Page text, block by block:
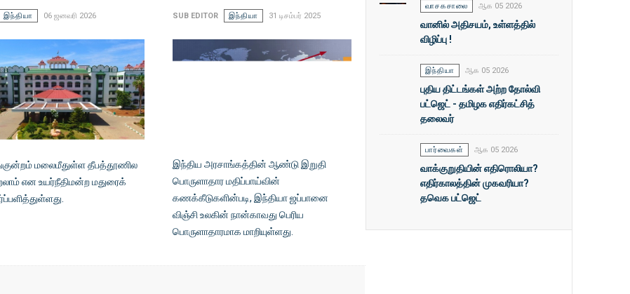
இந்தியா 06 ஜனவரி 2026
மலைமீதுள்ள தீபத்தூணில
என உயர்நீதிமன்ற மதுரைக்
SUB EDITOR இந்தியா 31 டிசம்பர் 2025
இந்திய அரசாங்கத்தின் ஆண்டு இறுதி
பொருளாதார மதிப்பாய்வின்
கணக்கீடுகளின்படி, இந்தியா ஜப்பானை
விஞ்சி உலகின் நான்காவது பெரிய
பொருளாதாரமாக மாறியுள்ளது.
வாசகசாலை ஆக 05 2026
வானில் அதிசயம், உள்ளத்தில்
விழிப்பு !
இந்தியா ஆக 05 2026
புதிய திட்டங்கள் அற்ற தோல்வி
பட்ஜெட் - தமிழக எதிர்கட்சித்
தலைவர்
பார்வைகள் ஆக 05 2026
வாக்குறுதியின் எதிரொலியா?
எதிர்காலத்தின் முகவரியா?
தவெக பட்ஜெட்